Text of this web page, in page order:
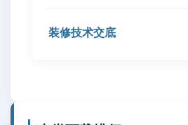
装修技术交底